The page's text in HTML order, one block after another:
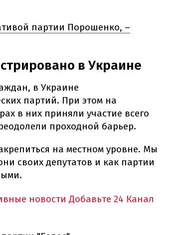
партии Порошенко, –
в Украине
в Украине
партий. При этом на
в них приняли участие всего
проходной барьер.
на местном уровне. Мы
своих депутатов и как партии
новости Добавьте 24 Канал